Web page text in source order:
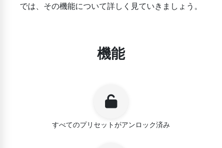
では、その機能について詳しく見ていきましょう。
機能
すべてのプリセットがアンロック済み